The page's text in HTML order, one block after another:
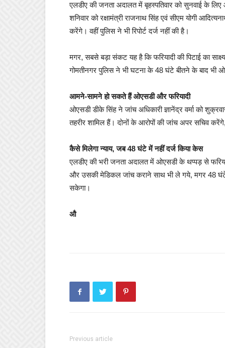
एलडीए की जनता अदालत में बृहस्पतिवार को सुनवाई के
शनिवार को रक्षामंत्री राजनाथ सिंह एवं सीएम योगी
करेंगे। वहीं पुलिस ने भी रिपोर्ट दर्ज नहीं की है।
मगर, सबसे बड़ा संकट यह है कि फरियादी की पिटाई का
गोमतीनगर पुलिस ने भी घटना के 48 घंटे बीतने के बाद भी
आमने-सामने हो सकते हैं ओएसडी और फरियादी
ओएसडी डीके सिंह ने जांच अधिकारी ज्ञानेंद्र वर्मा को
तहरीर शामिल हैं। दोनों के आरोपों की जांच अपर सचिव
कैसे मिलेगा न्याय, जब 48 घंटे में नहीं दर्ज किया केस
एलडीए की भरी जनता अदालत में ओएसडी के थप्पड़ से
और उसकी मेडिकल जांच कराने साथ भी ले गये, मगर 48 घंटे
सकेगा।
औ
Previous article